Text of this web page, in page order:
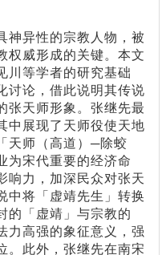
神异性的宗教人物，被
权威形成的关键。本文
川等学者的研究基础
讨论，借此说明其传说
张天师形象。张继先最
中展现了天师役使天地
天师（高道）─除蛟
为宋代重要的经济命
响力，加深民众对张天
中将「虚靖先生」转换
的「虚靖」与宗教的
力高强的象征意义，强
。此外，张继先在南宋